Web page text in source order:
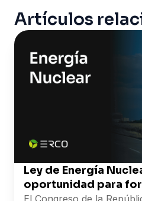
Artículos
Ley de Energía
oportunidad para
El Congreso de la